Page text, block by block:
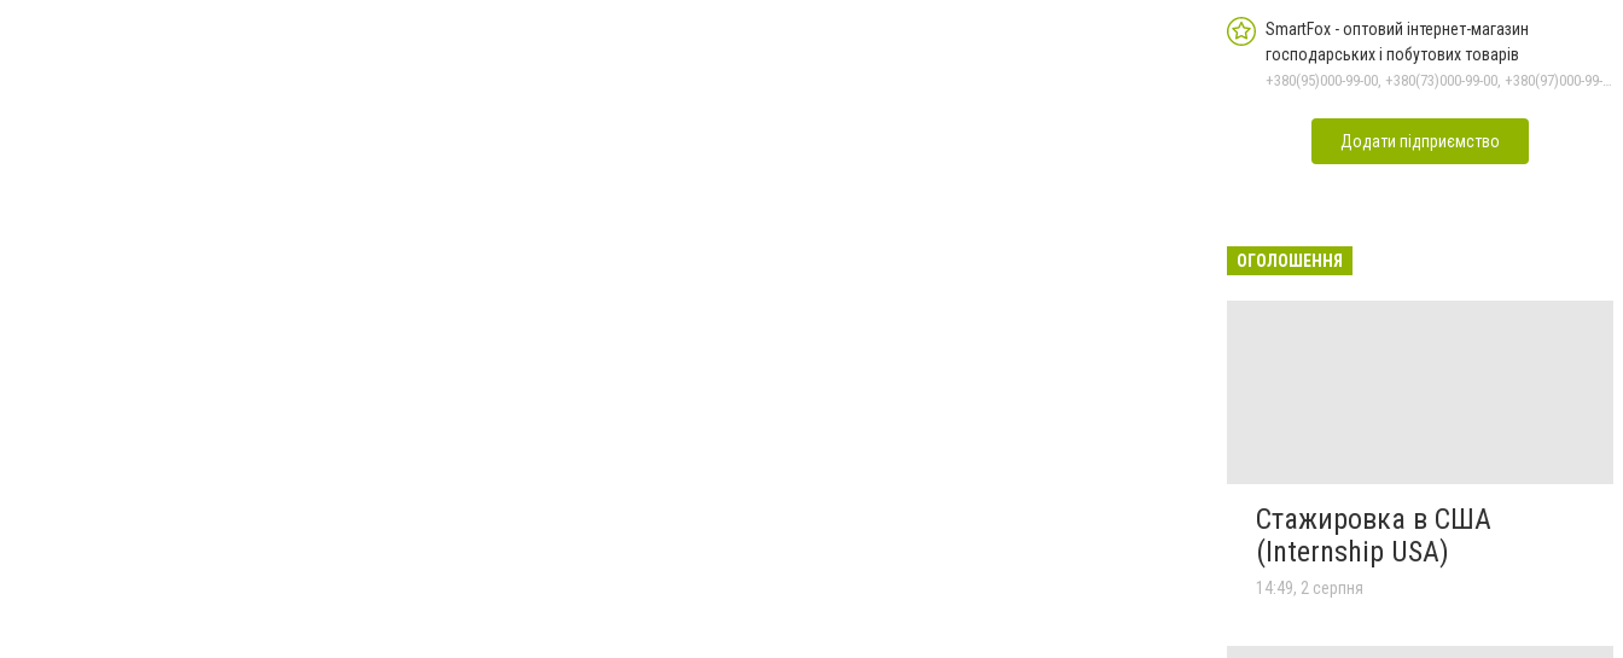
SmartFox - оптовий інтернет-магазин
господарських і побутових товарів
Додати підприємство
ОГОЛОШЕННЯ
Стажировка в США
(Internship USA)
14:49, 2 серпня